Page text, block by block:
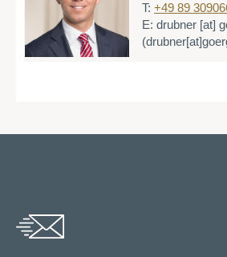
T: +49 89
E: drubner [at]